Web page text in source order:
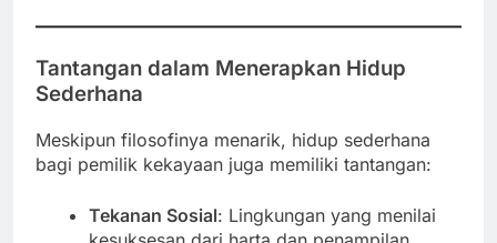
Tantangan dalam Menerapkan Hidup
Sederhana
Meskipun filosofinya menarik, hidup sederhana
bagi pemilik kekayaan juga memiliki tantangan:
Tekanan Sosial: Lingkungan yang menilai